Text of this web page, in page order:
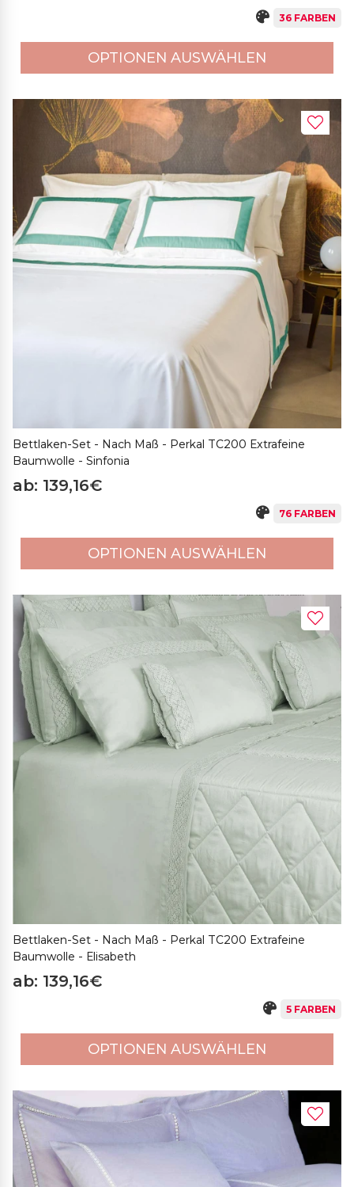
36 FARBEN
OPTIONEN AUSWÄHLEN
Bettlaken-Set - Nach Maß - Perkal TC200 Extrafeine
Baumwolle - Sinfonia
ab: 139,16€
76 FARBEN
OPTIONEN AUSWÄHLEN
Bettlaken-Set - Nach Maß - Perkal TC200 Extrafeine
Baumwolle - Elisabeth
ab: 139,16€
5 FARBEN
OPTIONEN AUSWÄHLEN